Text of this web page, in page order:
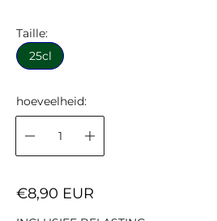
Taille:
25cl
hoeveelheid:
N
€8,90 EUR